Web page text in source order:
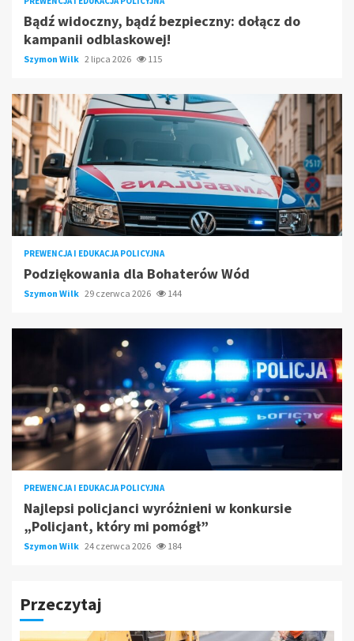
Bądź widoczny, bądź bezpieczny: dołącz do
kampanii odblaskowej!
Szymon Wilk 2 lipca 2026 115
PREWENCJA I EDUKACJA POLICYJNA
Podziękowania dla Bohaterów Wód
Szymon Wilk 29 czerwca 2026 144
PREWENCJA I EDUKACJA POLICYJNA
Najlepsi policjanci wyróżnieni w konkursie
„Policjant, który mi pomógł”
Szymon Wilk 24 czerwca 2026 184
Przeczytaj